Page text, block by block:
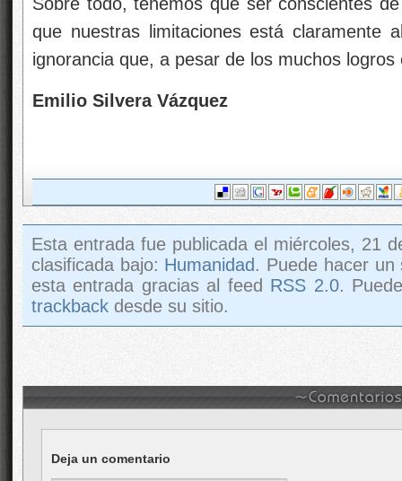
que nuestras limitaciones está claramente
ignorancia que, a pesar de los muchos
Emilio Silvera Vázquez
Esta entrada fue publicada el miércoles, 21
clasificada bajo: Humanidad. Puede hacer un
esta entrada gracias al feed RSS 2.0.
trackback desde su sitio.
Deja un comentario